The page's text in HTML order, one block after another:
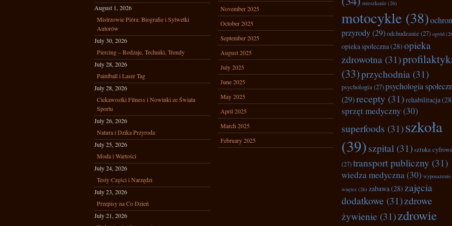
August 1, 2026
Mistrzowie Pióra: Biografie i Sylwetki
Autorów
July 30, 2026
Piercing – Rodzaje, Techniki, Trendy
July 28, 2026
Paintball i Laser Tag
July 28, 2026
Ciekawostki Fitness i Nowinki ze Świata
Sportu
July 26, 2026
Natura i Dzika Przyroda
July 25, 2026
Moda i Wartości
July 24, 2026
Testy Części i Narzędzi
July 23, 2026
Przepisy na Co Dzień
July 21, 2026
November 2025
October 2025
September 2025
August 2025
July 2025
June 2025
May 2025
April 2025
March 2025
February 2025
mieszkanie (26)
motocykle (38)
przyrody(29)odchudzanie (27) ogród
opieka społeczna(28) opieka
zdrowotna (31)
(33)przychodnia (31)
psychologia(27)psychologia
(29)recepty (31)rehabilitacja
sprzęt medyczny (30)
superfoods (31)szkoła
(39)szpital (31)sztuka
(27)transport publiczny (31)
wiedza medyczna(30) wyposażenie
wnętrz (26) zabawa(28) zajęcia
dodatkowe (31)zdrowe
żywienie (31)zdrowie